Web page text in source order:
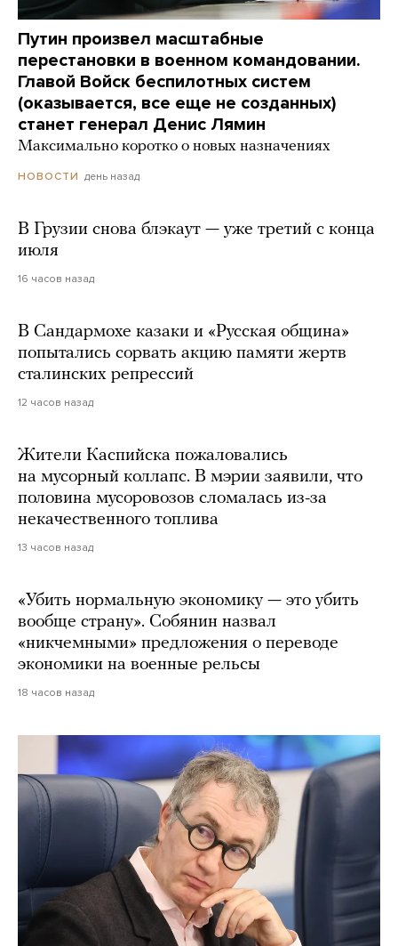
Путин произвел масштабные
перестановки в военном командовании.
Главой Войск беспилотных систем
(оказывается, все еще не созданных)
станет генерал Денис Лямин
Максимально коротко о новых назначениях
НОВОСТИ день назад
В Грузии снова блэкаут — уже третий с конца
июля
16 часов назад
В Сандармохе казаки и «Русская община»
попытались сорвать акцию памяти жертв
сталинских репрессий
12 часов назад
Жители Каспийска пожаловались
на мусорный коллапс. В мэрии заявили, что
половина мусоровозов сломалась из-за
некачественного топлива
13 часов назад
«Убить нормальную экономику — это убить
вообще страну». Собянин назвал
«никчемными» предложения о переводе
экономики на военные рельсы
18 часов назад